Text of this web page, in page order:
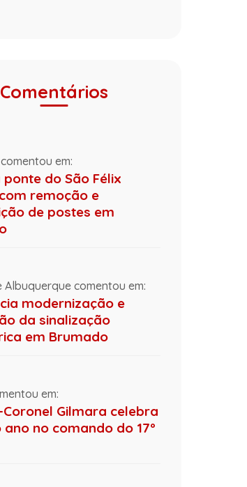
Comentários
em:
do São Félix
remoção e
de postes em
Albuquerque comentou em:
modernização e
da sinalização
em Brumado
em:
Coronel Gilmara celebra
no comando do 17º